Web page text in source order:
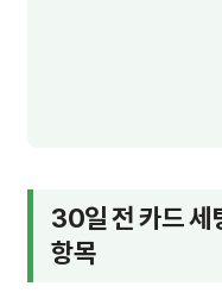
30일 전 카드 세
항목